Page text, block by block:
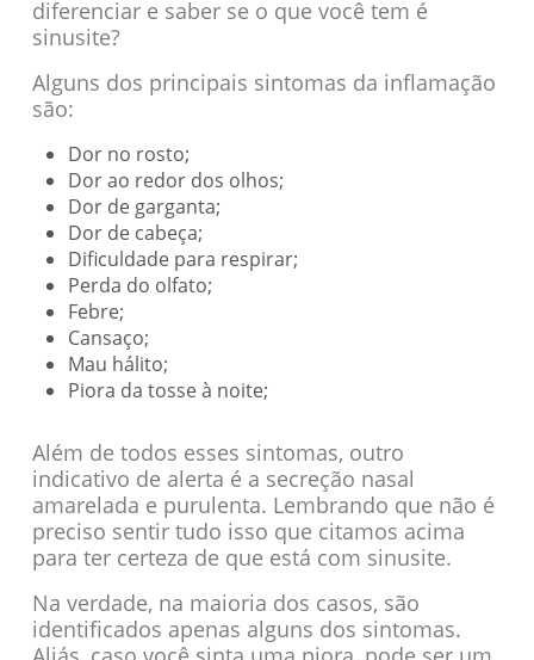
diferenciar e saber se o que você tem é
sinusite?
Alguns dos principais sintomas da inflamação
são:
Dor no rosto;
Dor ao redor dos olhos;
Dor de garganta;
Dor de cabeça;
Dificuldade para respirar;
Perda do olfato;
Febre;
Cansaço;
Mau hálito;
Piora da tosse à noite;
Além de todos esses sintomas, outro
indicativo de alerta é a secreção nasal
amarelada e purulenta. Lembrando que não é
preciso sentir tudo isso que citamos acima
para ter certeza de que está com sinusite.
Na verdade, na maioria dos casos, são
identificados apenas alguns dos sintomas.